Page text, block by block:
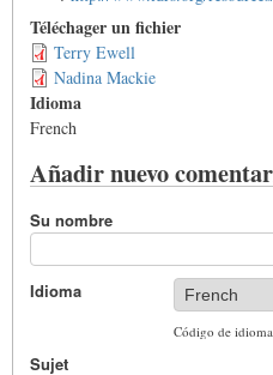
Téléchager un fichier
Terry Ewell
Nadina Mackie
Idioma
French
Añadir nuevo
Su nombre
Idioma
Código de
Sujet